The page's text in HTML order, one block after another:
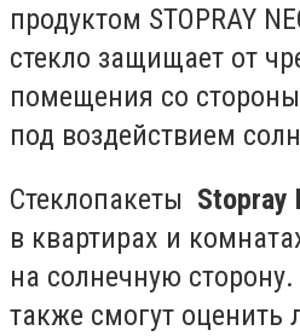
продуктом STOPRAY
стекло защищает от
помещения со
под воздействием
Стеклопакеты Stopray
в квартирах и
на солнечную
также смогут оценить